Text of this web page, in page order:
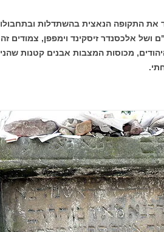
את התקופה הנאצית בהשתדלות
ושל אלכסנדר זיסקינד וימפפן, צמודים
מכוסות המצבות אבנים קטנות